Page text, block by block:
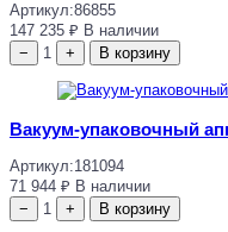
Артикул:86855
147 235 ₽ В наличии
−
1 + В корзину
Вакуум-упаковочный
Артикул:181094
71 944 ₽ В наличии
−
1 + В корзину